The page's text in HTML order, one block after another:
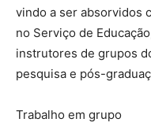
vindo a ser absorvidos
no Serviço de
instrutores de grupos
pesquisa e pós-
Trabalho em grupo